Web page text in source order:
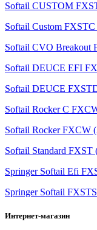
Softail CUSTOM
Softail Custom
Softail CVO Breakout
Softail DEUCE EFI
Softail DEUCE
Softail Rocker C
Softail Rocker FXCW
Softail Standard FXST
Springer Softail Efi
Springer Softail
Интернет-магазин